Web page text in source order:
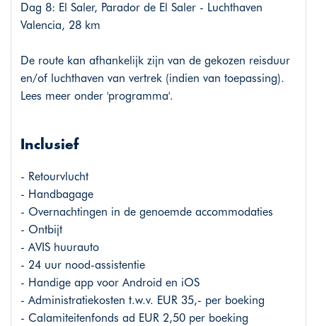
Dag 8: El Saler, Parador de El Saler - Luchthaven
Valencia, 28 km
De route kan afhankelijk zijn van de gekozen reisduur
en/of luchthaven van vertrek (indien van toepassing).
Lees meer onder 'programma'.
Inclusief
- Retourvlucht
- Handbagage
- Overnachtingen in de genoemde accommodaties
- Ontbijt
- AVIS huurauto
- 24 uur nood-assistentie
- Handige app voor Android en iOS
- Administratiekosten t.w.v. EUR 35,- per boeking
- Calamiteitenfonds ad EUR 2,50 per boeking